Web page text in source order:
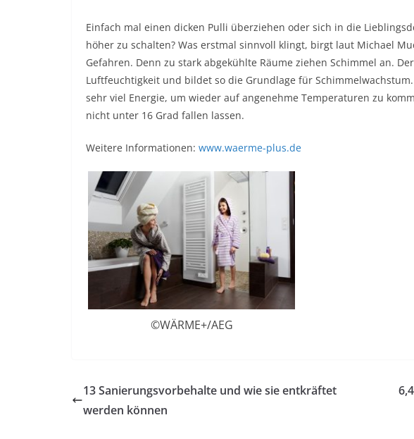
Einfach mal einen dicken Pulli überziehen oder sich in die
höher zu schalten? Was erstmal sinnvoll klingt, birgt laut Michael
Gefahren. Denn zu stark abgekühlte Räume ziehen Schimmel an.
Luftfeuchtigkeit und bildet so die Grundlage für
sehr viel Energie, um wieder auf angenehme Temperaturen zu
nicht unter 16 Grad fallen lassen.
Weitere Informationen: www.waerme-plus.de
©WÄRME+/AEG
13 Sanierungsvorbehalte und wie sie entkräftet
werden können